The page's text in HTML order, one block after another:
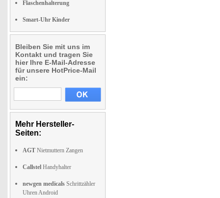
Flaschenhalterung
Smart-Uhr Kinder
Bleiben Sie mit uns im
Kontakt und tragen Sie
hier Ihre E-Mail-Adresse
für unsere HotPrice-Mail
ein:
Mehr Hersteller-
Seiten:
AGT Nietmuttern Zangen
Callstel Handyhalter
newgen medicals Schrittzähler
Uhren Android